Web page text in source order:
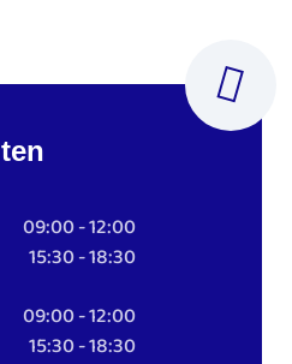
09:00 - 12:00
15:30 - 18:30
09:00 - 12:00
15:30 - 18:30